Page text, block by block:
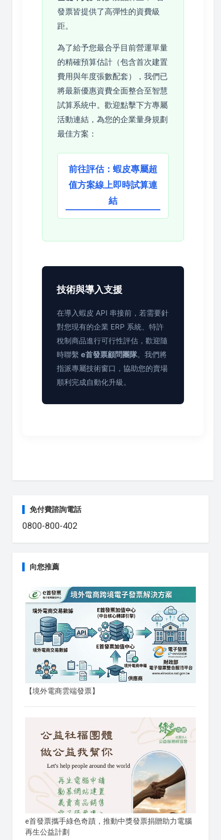
發票皆提供了高彈性的資費級
距。
為了給予您最合乎目前營運單量
的精確預算估計（包含首次建置
費用與年度張數配套），我們已
將最新優惠資費全面整合至智慧
試算系統中。歡迎點擊下方專屬
活動連結，為您的企業量身規劃
最佳方案：
前往評估：蝦皮專屬超
值方案線上即時試算連
結
技術與導入支援
在導入蝦皮 API 串接前，若需要針
對您現有的企業 ERP 系統、特許
稅制商品進行可行性評估，歡迎隨
時聯繫 e首發票顧問團隊。我們將
指派專屬技術窗口，協助您的賣場
順利完成自動化升級。
免付費諮詢電話
0800-800-402
向您推薦
【境外電商雲端發票】
e首發票攜手綠色奇蹟，推動中獎發票捐贈助力電腦
再生公益計劃